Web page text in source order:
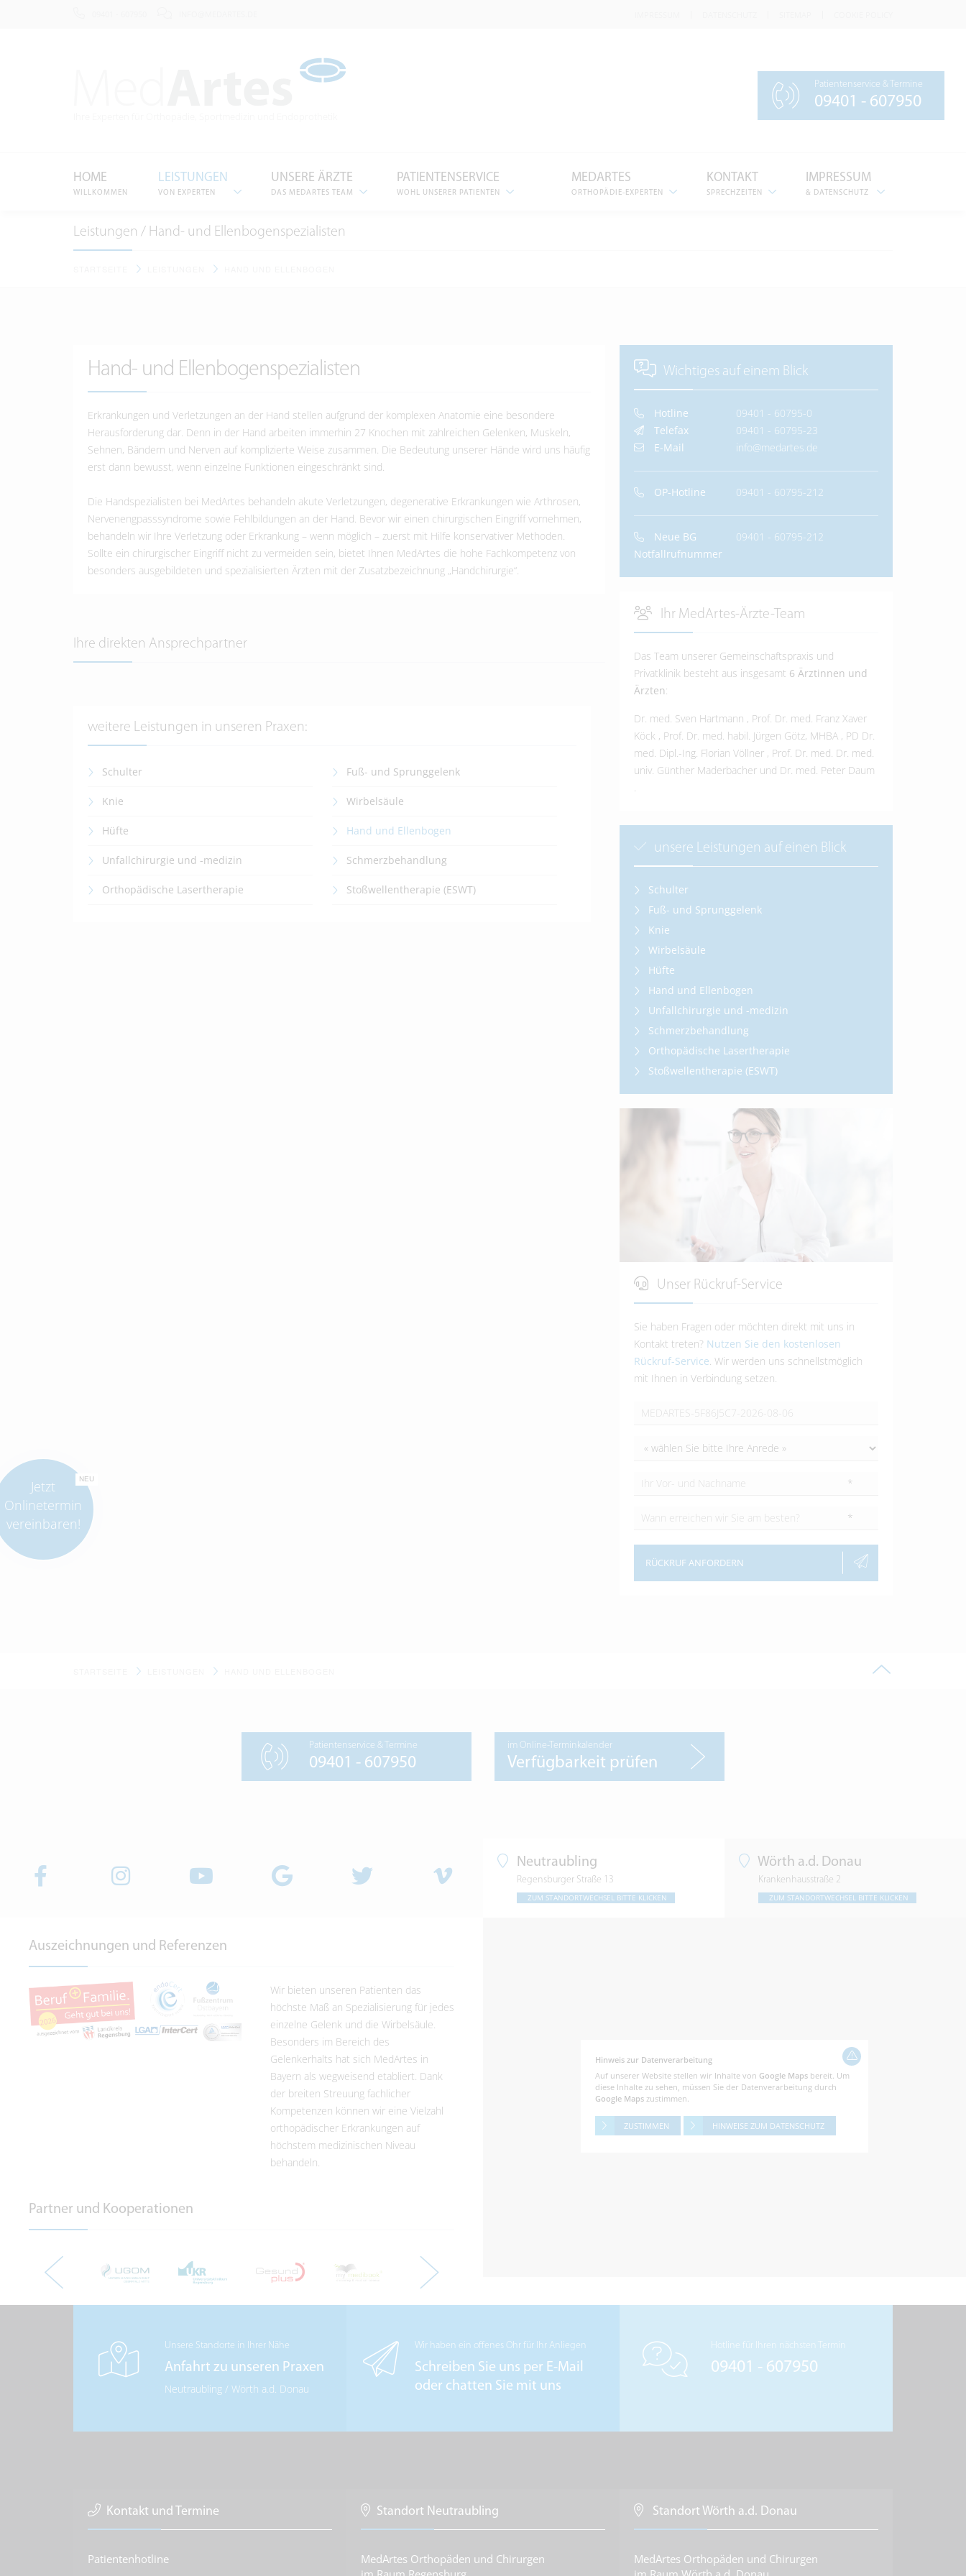
Patientenservice & Termine
09401 - 607950
HOME
WILLKOMMEN
LEISTUNGEN
VON EXPERTEN
UNSERE ÄRZTE
DAS MEDARTES TEAM
PATIENTENSERVICE
WOHL UNSERER PATIENTEN
IMPRESSUM
& DATENSCHUTZ
KONTAKT
SPRECHZEITEN
MEDARTES
ORTHOPÄDIE-EXPERTEN
Leistungen / Hand- und Ellenbogenspezialisten
Hand- und Ellenbogenspezialisten
Erkrankungen und Verletzungen an der Hand stellen aufgrund der komplexen Anatomie eine besondere
Herausforderung dar. Denn in der Hand arbeiten immerhin 27 Knochen mit zahlreichen Gelenken, Muskeln,
Sehnen, Bändern und Nerven auf komplizierte Weise zusammen. Die Bedeutung unserer Hände wird uns häufig
erst dann bewusst, wenn einzelne Funktionen eingeschränkt sind.
Die Handspezialisten bei MedArtes behandeln akute Verletzungen, degenerative Erkrankungen wie Arthrosen,
Nervenengpasssyndrome sowie Fehlbildungen an der Hand. Bevor wir einen chirurgischen Eingriff vornehmen,
behandeln wir Ihre Verletzung oder Erkrankung – wenn möglich – zuerst mit Hilfe konservativer Methoden.
Sollte ein chirurgischer Eingriff nicht zu vermeiden sein, bietet Ihnen MedArtes die hohe Fachkompetenz von
besonders ausgebildeten und spezialisierten Ärzten mit der Zusatzbezeichnung „Handchirurgie“.
Ihre direkten Ansprechpartner
weitere Leistungen in unseren Praxen:
Schulter Fuß- und Sprunggelenk
Knie Wirbelsäule
Hüfte Hand und Ellenbogen
Unfallchirurgie und -medizin Schmerzbehandlung
Orthopädische Lasertherapie Stoßwellentherapie (ESWT)
Wichtiges auf einem Blick
Hotline
09401 - 60795-0
Telefax
09401 - 60795-23
E-Mail
info@medartes.de
OP-Hotline 09401 - 60795-212
Neue BG
Notfallrufnummer
09401 - 60795-212
Ihr MedArtes-Ärzte-Team
Das Team unserer Gemeinschaftspraxis und
Privatklinik besteht aus insgesamt 6 Ärztinnen und
Ärzten:
Dr. med. Sven Hartmann , Prof. Dr. med. Franz Xaver
Köck , Prof. Dr. med. habil. Jürgen Götz, MHBA , PD Dr.
med. Dipl.-Ing. Florian Völlner , Prof. Dr. med. Dr. med.
univ. Günther Maderbacher und Dr. med. Peter Daum
.
unsere Leistungen auf einen Blick
Schulter
Fuß- und Sprunggelenk
Knie
Wirbelsäule
Hüfte
Hand und Ellenbogen
Unfallchirurgie und -medizin
Schmerzbehandlung
Orthopädische Lasertherapie
Stoßwellentherapie (ESWT)
Unser Rückruf-Service
Sie haben Fragen oder möchten direkt mit uns in
Kontakt treten? Nutzen Sie den kostenlosen
Rückruf-Service . Wir werden uns schnellstmöglich
mit Ihnen in Verbindung setzen.
*
*
RÜCKRUF ANFORDERN
Patientenservice & Termine
09401 - 607950
im Online-Terminkalender
Verfügbarkeit prüfen
Auszeichnungen und Referenzen
Wir bieten unseren Patienten das
höchste Maß an Spezialisierung für jedes
einzelne Gelenk und die Wirbelsäule.
Besonders im Bereich des
Gelenkerhalts hat sich MedArtes in
Bayern als wegweisend etabliert. Dank
der breiten Streuung fachlicher
Kompetenzen können wir eine Vielzahl
orthopädischer Erkrankungen auf
höchstem medizinischen Niveau
behandeln.
Partner und Kooperationen
Neutraubling
Regensburger Straße 13
ZUM STANDORTWECHSEL BITTE KLICKEN
Wörth a.d. Donau
Krankenhausstraße 2
ZUM STANDORTWECHSEL BITTE KLICKEN
Hinweis zur Datenverarbeitung
Auf unserer Website stellen wir Inhalte von Google Maps bereit. Um
diese Inhalte zu sehen, müssen Sie der Datenverarbeitung durch
Google Maps zustimmen.
ZUSTIMMEN HINWEISE ZUM DATENSCHUTZ
Unsere Standorte in Ihrer Nähe
Anfahrt zu unseren Praxen
Neutraubling/ Wörth a.d. Donau
Wir haben ein offenes Ohr für Ihr Anliegen
Schreiben Sie uns per E-Mail
oder chatten Sie mit uns
Hotline für Ihren nächsten Termin
09401 - 607950
Kontakt und Termine
Patientenhotline
Standort Neutraubling
MedArtes Orthopäden und Chirurgen
Standort Wörth a.d. Donau
MedArtes Orthopäden und Chirurgen
NEU
Jetzt
Onlinetermin
vereinbaren!